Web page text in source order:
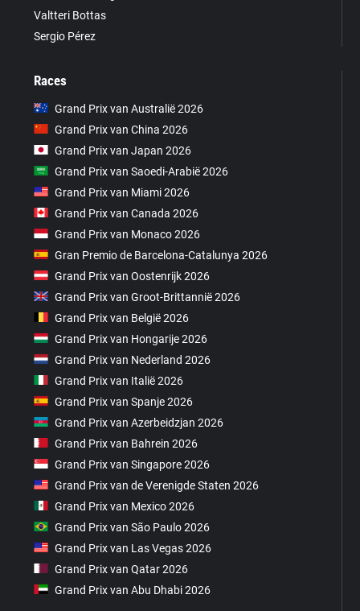
Valtteri Bottas
Sergio Pérez
Races
Grand Prix van Australië 2026
Grand Prix van China 2026
Grand Prix van Japan 2026
Grand Prix van Saoedi-Arabië 2026
Grand Prix van Miami 2026
Grand Prix van Canada 2026
Grand Prix van Monaco 2026
Gran Premio de Barcelona-Catalunya 2026
Grand Prix van Oostenrijk 2026
Grand Prix van Groot-Brittannië 2026
Grand Prix van België 2026
Grand Prix van Hongarije 2026
Grand Prix van Nederland 2026
Grand Prix van Italië 2026
Grand Prix van Spanje 2026
Grand Prix van Azerbeidzjan 2026
Grand Prix van Bahrein 2026
Grand Prix van Singapore 2026
Grand Prix van de Verenigde Staten 2026
Grand Prix van Mexico 2026
Grand Prix van São Paulo 2026
Grand Prix van Las Vegas 2026
Grand Prix van Qatar 2026
Grand Prix van Abu Dhabi 2026